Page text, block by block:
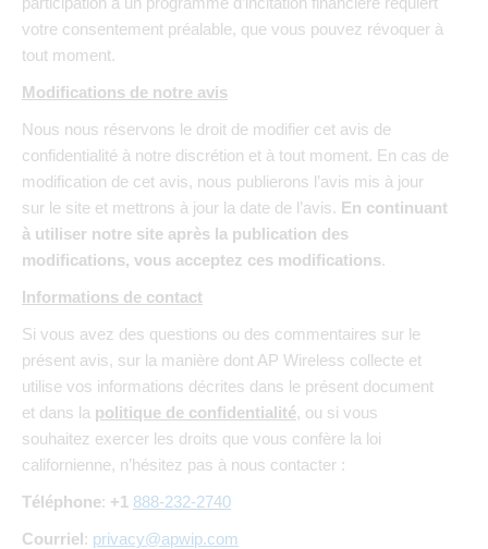
votre consentement préalable, que vous pouvez révoquer à
tout moment.
Modifications de notre avis
Nous nous réservons le droit de modifier cet avis de
confidentialité à notre discrétion et à tout moment. En cas de
modification de cet avis, nous publierons l’avis mis à jour
sur le site et mettrons à jour la date de l’avis. En continuant
à utiliser notre site après la publication des
modifications, vous acceptez ces modifications.
Informations de contact
Si vous avez des questions ou des commentaires sur le
présent avis, sur la manière dont AP Wireless collecte et
utilise vos informations décrites dans le présent document
et dans la politique de confidentialité, ou si vous
souhaitez exercer les droits que vous confère la loi
californienne, n’hésitez pas à nous contacter :
Téléphone: +1 888-232-2740
Courriel: privacy@apwip.com